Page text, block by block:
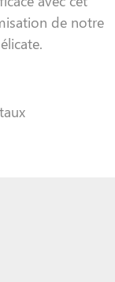
de notre